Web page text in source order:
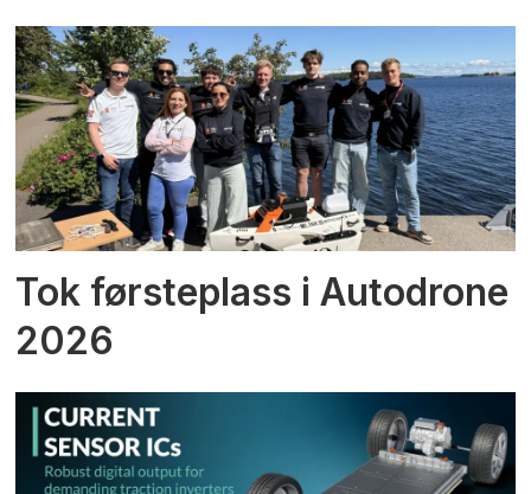
Tok førsteplass i Autodrone
2026